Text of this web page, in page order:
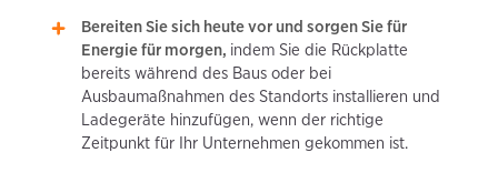
Bereiten Sie sich heute vor und sorgen Sie für
Energie für morgen, indem Sie die Rückplatte
bereits während des Baus oder bei
Ausbaumaßnahmen des Standorts installieren und
Ladegeräte hinzufügen, wenn der richtige
Zeitpunkt für Ihr Unternehmen gekommen ist.